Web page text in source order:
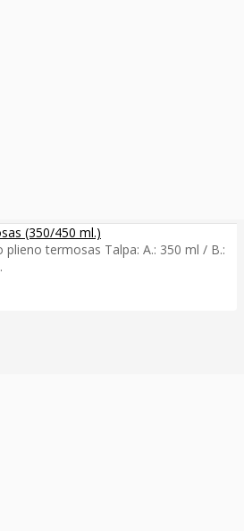
(350/450 ml.)
plieno termosas Talpa: A.: 350 ml / B.: